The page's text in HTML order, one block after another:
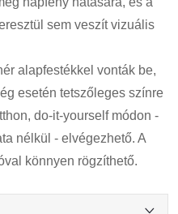
sem veszít vizuális
alapfestékkel vonták be,
esetén tetszőleges színre
do-it-yourself módon -
nélkül - elvégezhető. A
könnyen rögzíthető.